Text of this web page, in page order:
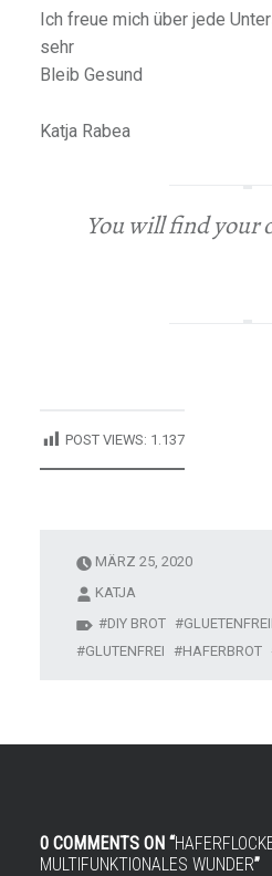
Ich freue mich über jede
sehr
Bleib Gesund
Katja Rabea
You will find your
POST VIEWS: 1.137
MÄRZ 25, 2020
KATJA
DIY BROT
GLUTENFREI
HAFERBROT
0 COMMENTS ON “
MULTIFUNKTIONALES WUNDER”